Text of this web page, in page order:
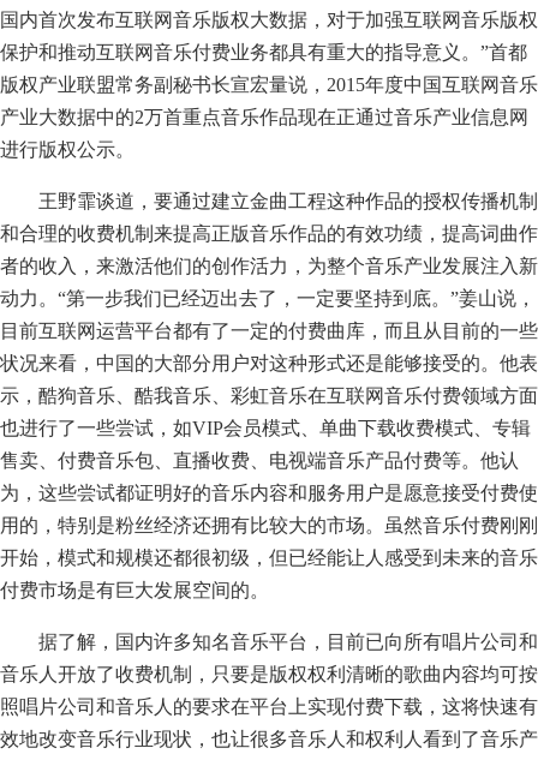
国内首次发布互联网音乐版权大数据，对于加强互联网音乐版权
保护和推动互联网音乐付费业务都具有重大的指导意义。”首都
版权产业联盟常务副秘书长宣宏量说，2015年度中国互联网音乐
产业大数据中的2万首重点音乐作品现在正通过音乐产业信息网
进行版权公示。
王野霏谈道，要通过建立金曲工程这种作品的授权传播机制
和合理的收费机制来提高正版音乐作品的有效功绩，提高词曲作
者的收入，来激活他们的创作活力，为整个音乐产业发展注入新
动力。“第一步我们已经迈出去了，一定要坚持到底。”姜山说，
目前互联网运营平台都有了一定的付费曲库，而且从目前的一些
状况来看，中国的大部分用户对这种形式还是能够接受的。他表
示，酷狗音乐、酷我音乐、彩虹音乐在互联网音乐付费领域方面
也进行了一些尝试，如VIP会员模式、单曲下载收费模式、专辑
售卖、付费音乐包、直播收费、电视端音乐产品付费等。他认
为，这些尝试都证明好的音乐内容和服务用户是愿意接受付费使
用的，特别是粉丝经济还拥有比较大的市场。虽然音乐付费刚刚
开始，模式和规模还都很初级，但已经能让人感受到未来的音乐
付费市场是有巨大发展空间的。
据了解，国内许多知名音乐平台，目前已向所有唱片公司和
音乐人开放了收费机制，只要是版权权利清晰的歌曲内容均可按
照唱片公司和音乐人的要求在平台上实现付费下载，这将快速有
效地改变音乐行业现状，也让很多音乐人和权利人看到了音乐产